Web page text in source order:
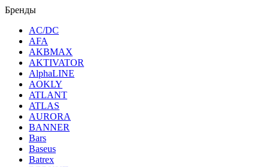
Бренды
AC/DC
AFA
AKBMAX
AKTIVATOR
AlphaLINE
AOKLY
ATLANT
ATLAS
AURORA
BANNER
Bars
Baseus
Batrex